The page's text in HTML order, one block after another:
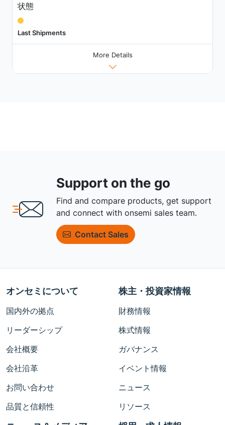
状態
Last Shipments
More Details
Support on the go
Find and compare products, get support
and connect with onsemi sales team.
Contact Sales
オンセミについて
国内外の拠点
リーダーシップ
会社概要
会社沿革
お問い合わせ
品質と信頼性
株主・投資家情報
財務情報
株式情報
ガバナンス
イベント情報
ニュース
リソース